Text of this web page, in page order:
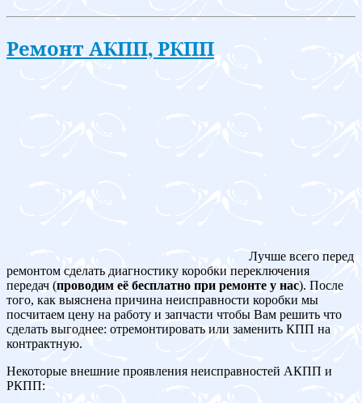
Ремонт АКПП, РКПП
Лучше всего перед
ремонтом сделать диагностику коробки переключения
передач (проводим её бесплатно при ремонте у нас). После
того, как выяснена причина неисправности коробки мы
посчитаем цену на работу и запчасти чтобы Вам решить что
сделать выгоднее: отремонтировать или заменить КПП на
контрактную.
Некоторые внешние проявления неисправностей АКПП и
РКПП: